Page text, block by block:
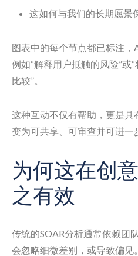
这如何与我们的长期愿景
图表中的每个节点都已标注
例如“解释用户抵触的风险”或
比较”。
这种互动不仅有帮助，更是
变为可共享、可审查并可进一
为何这在创
之有效
传统的SOAR分析通常依赖团
会忽略细微差别，或导致偏见